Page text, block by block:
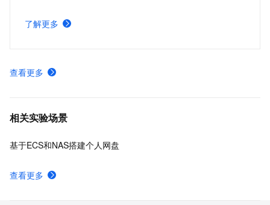
数。具有分钟级部署上线，方便快捷、开箱即用，多版本部
署方案，参数可定制化调整的优势。
了解更多
查看更多
相关实验场景
基于ECS和NAS搭建个人网盘
查看更多